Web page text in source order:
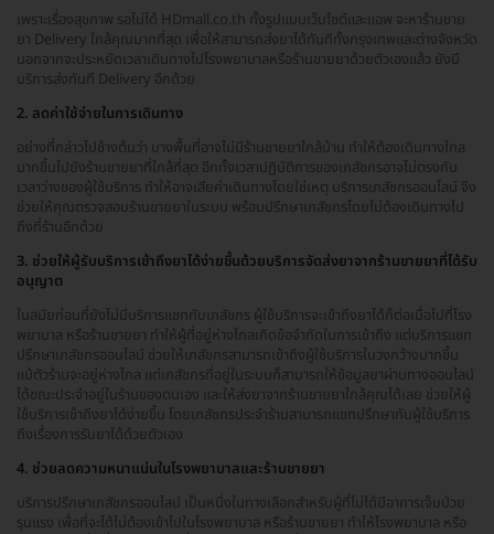
เพราะเรื่องสุขภาพ รอไม่ได้ HDmall.co.th ทั้งรูปแบบเว็บไซต์และแอพ จะหาร้านขาย
ยา Delivery ใกล้คุณมากที่สุด เพื่อให้สามารถส่งยาได้ทันทีทั้งกรุงเทพและต่างจังหวัด
นอกจากจะประหยัดเวลาเดินทางไปโรงพยาบาลหรือร้านขายยาด้วยตัวเองแล้ว ยังมี
บริการส่งทันที Delivery อีกด้วย
2. ลดค่าใช้จ่ายในการเดินทาง
อย่างที่กล่าวไปข้างต้นว่า บางพื้นที่อาจไม่มีร้านขายยาใกล้บ้าน ทำให้ต้องเดินทางไกล
มากขึ้นไปยังร้านขายยาที่ใกล้ที่สุด อีกทั้งเวลาปฏิบัติการของเภสัชกรอาจไม่ตรงกับ
เวลาว่างของผู้ใช้บริการ ทำให้อาจเสียค่าเดินทางโดยใช่เหตุ บริการเภสัชกรออนไลน์ จึง
ช่วยให้คุณตรวจสอบร้านขายยาในระบบ พร้อมปรึกษาเภสัชกรโดยไม่ต้องเดินทางไป
ถึงที่ร้านอีกด้วย
3. ช่วยให้ผู้รับบริการเข้าถึงยาได้ง่ายขึ้นด้วยบริการจัดส่งยาจากร้านขายยาที่ได้รับ
อนุญาต
ในสมัยก่อนที่ยังไม่มีบริการแชทกับเภสัชกร ผู้ใช้บริการจะเข้าถึงยาได้ก็ต่อเมื่อไปที่โรง
พยาบาล หรือร้านขายยา ทำให้ผู้ที่อยู่ห่างไกลเกิดข้อจำกัดในการเข้าถึง แต่บริการแชท
ปรึกษาเภสัชกรออนไลน์ ช่วยให้เภสัชกรสามารถเข้าถึงผู้ใช้บริการในวงกว้างมากขึ้น
แม้ตัวร้านจะอยู่ห่างไกล แต่เภสัชกรที่อยู่ในระบบก็สามารถให้ข้อมูลยาผ่านทางออนไลน์
ได้ขณะประจำอยู่ในร้านของตนเอง และให้ส่งยาจากร้านขายยาใกล้คุณได้เลย ช่วยให้ผู้
ใช้บริการเข้าถึงยาได้ง่ายขึ้น โดยเภสัชกรประจำร้านสามารถแชทปรึกษากับผู้ใช้บริการ
ถึงเรื่องการรับยาได้ด้วยตัวเอง
4. ช่วยลดความหนาแน่นในโรงพยาบาลและร้านขายยา
บริการปรึกษาเภสัชกรออนไลน์ เป็นหนึ่งในทางเลือกสำหรับผู้ที่ไม่ได้มีอาการเจ็บป่วย
รุนแรง เพื่อที่จะได้ไม่ต้องเข้าไปในโรงพยาบาล หรือร้านขายยา ทำให้โรงพยาบาล หรือ